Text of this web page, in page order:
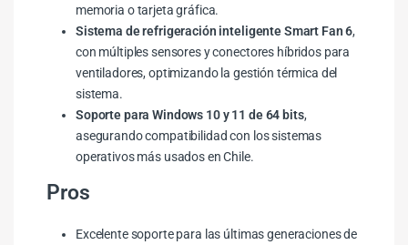
memoria o tarjeta gráfica.
Sistema de refrigeración inteligente Smart Fan 6,
con múltiples sensores y conectores híbridos para
ventiladores, optimizando la gestión térmica del
sistema.
Soporte para Windows 10 y 11 de 64 bits,
asegurando compatibilidad con los sistemas
operativos más usados en Chile.
Pros
Excelente soporte para las últimas generaciones de